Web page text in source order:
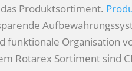
Produktsortiment.
funktionale Organisation
Rotarex Sortiment sind